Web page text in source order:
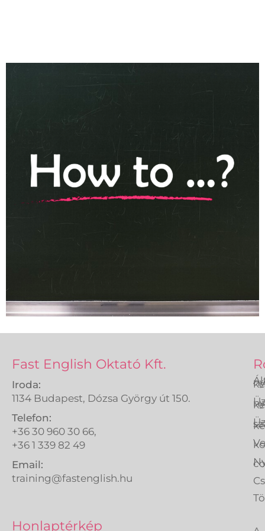
Fast English Oktató Kft.
Iroda:
1134 Budapest, Dózsa György út 150.
Telefon:
+36 30 960 30 66,
+36 1 339 82 49
Email:
training@fastenglish.hu
Honlaptérkép